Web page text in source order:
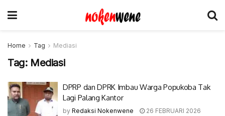
Home Tag Mediasi
Tag: Mediasi
DPRP dan DPRK Imbau Warga Popukoba Tak
Lagi Palang Kantor
by Redaksi Nokenwene
26 FEBRUARI 2026